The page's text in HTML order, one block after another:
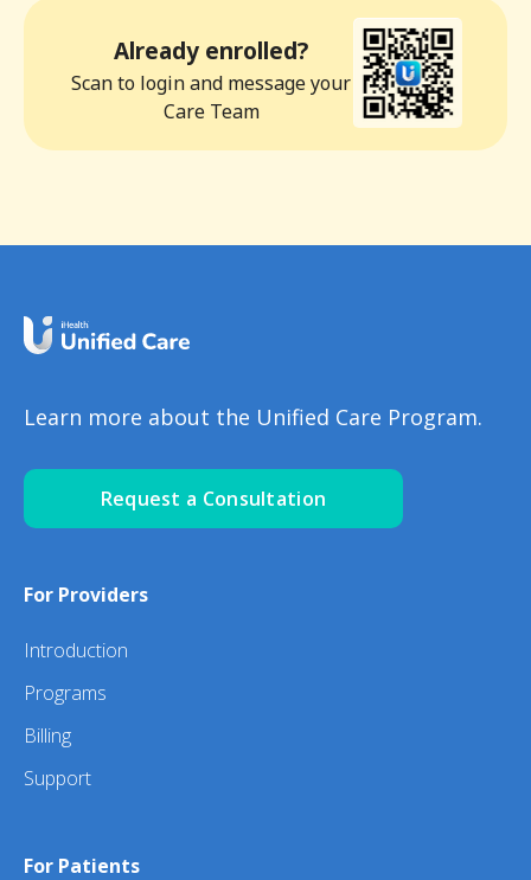
Already enrolled?
Scan to login and message your
Care Team
Learn more about the Unified Care Program.
Request a Consultation
For Providers
Introduction
Programs
Billing
Support
For Patients